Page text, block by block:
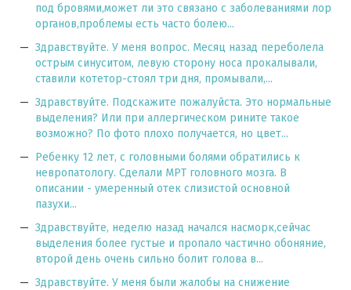
под бровями,может ли это связано с заболеваниями лор
органов,проблемы есть часто болею...
Здравствуйте. У меня вопрос. Месяц назад переболела
острым синуситом, левую сторону носа прокалывали,
ставили котетор-стоял три дня, промывали,...
Здравствуйте. Подскажите пожалуйста. Это нормальные
выделения? Или при аллергическом рините такое
возможно? По фото плохо получается, но цвет...
Ребенку 12 лет, с головными болями обратились к
невропатологу. Сделали МРТ головного мозга. В
описании - умеренный отек слизистой основной
пазухи...
Здравствуйте, неделю назад начался насморк,сейчас
выделения более густые и пропало частично обоняние,
второй день очень сильно болит голова в...
Здравствуйте. У меня были жалобы на снижение